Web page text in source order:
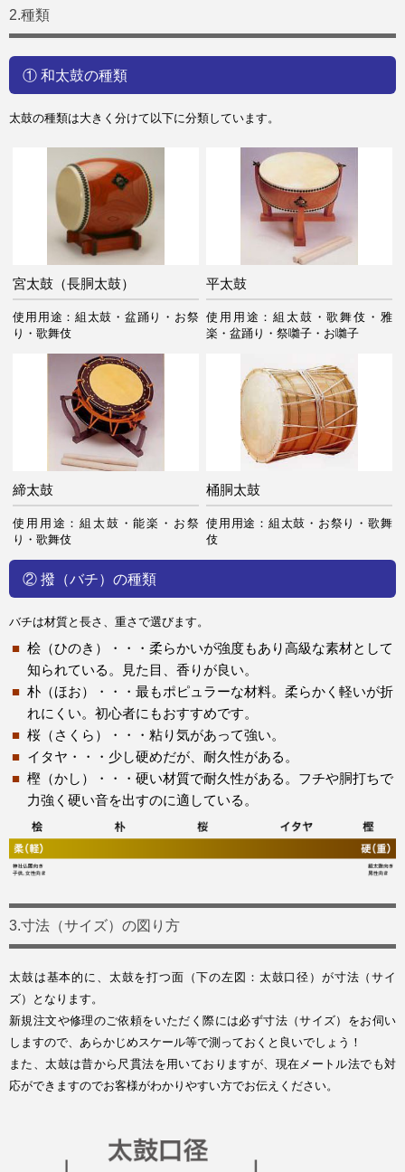
2.種類
① 和太鼓の種類
太鼓の種類は大きく分けて以下に分類しています。
宮太鼓（長胴太鼓）
使用用途：組太鼓・盆踊り・お祭
り・歌舞伎
平太鼓
使用用途：組太鼓・歌舞伎・雅
楽・盆踊り・祭囃子・お囃子
締太鼓
使用用途：組太鼓・能楽・お祭
り・歌舞伎
桶胴太鼓
使用用途：組太鼓・お祭り・歌舞
伎
② 撥（バチ）の種類
バチは材質と長さ、重さで選びます。
桧（ひのき）・・・柔らかいが強度もあり高級な素材として
知られている。見た目、香りが良い。
朴（ほお）・・・最もポピュラーな材料。柔らかく軽いが折
れにくい。初心者にもおすすめです。
桜（さくら）・・・粘り気があって強い。
イタヤ・・・少し硬めだが、耐久性がある。
樫（かし）・・・硬い材質で耐久性がある。フチや胴打ちで
力強く硬い音を出すのに適している。
3.寸法（サイズ）の図り方
太鼓は基本的に、太鼓を打つ面（下の左図：太鼓口径）が寸法（サイ
ズ）となります。
新規注文や修理のご依頼をいただく際には必ず寸法（サイズ）をお伺い
しますので、あらかじめスケール等で測っておくと良いでしょう！
また、太鼓は昔から尺貫法を用いておりますが、現在メートル法でも対
応ができますのでお客様がわかりやすい方でお伝えください。